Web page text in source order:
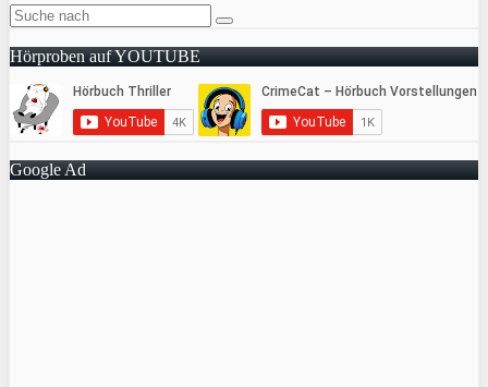
Hörproben auf YOUTUBE
Google Ad